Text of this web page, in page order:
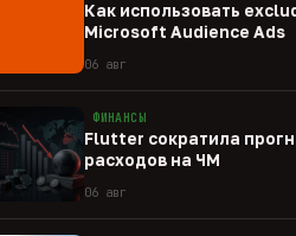
Как использовать
Microsoft Audience Ads
06 авг
ФИНАНСЫ
Flutter сократила
расходов на ЧМ
06 авг